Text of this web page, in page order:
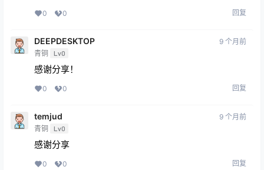
0 0 回复
DEEPDESKTOP
青铜 Lv0
9 个月前
感谢分享！
0 0 回复
temjud
青铜 Lv0
9 个月前
感谢分享
0 0 回复